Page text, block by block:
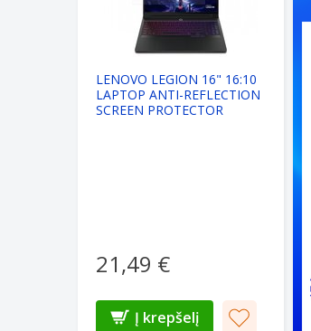
LENOVO LEGION 16" 16:10
LAPTOP ANTI-REFLECTION
SCREEN PROTECTOR
21,49 €
Į krepšelį